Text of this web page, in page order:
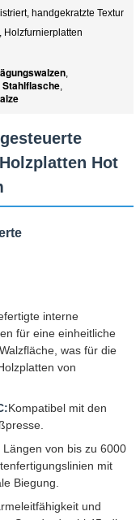
handgekratzte Textur
Holzfurnierplatten
,
,
Hot
interne
für eine einheitliche
was für die
von
Kompatibel mit den
Längen von bis zu 6000
mit
Biegung.
und